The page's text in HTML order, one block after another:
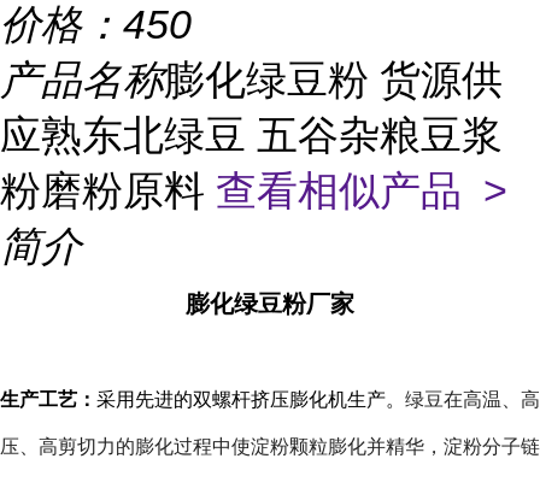
价格： 450
产品名称膨化绿豆粉 货源供
应熟东北绿豆 五谷杂粮豆浆
粉磨粉原料 查看相似产品 >
简介
膨化绿豆粉厂家
生产工艺： 采用先进的双螺杆挤压膨化机生产。 绿豆在高温、高
压、高剪切力的膨化过程中使淀粉颗粒膨化并精华，淀粉分子链